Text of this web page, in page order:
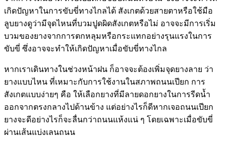
เกิดปัญหาในการขับขี่ทางไกลได้ สังเกตด้วยสายตาหรือใช้มือ
ลูบยางดูว่ามีจุดไหนที่บวมปูดผิดสังเกตหรือไม่ อาจจะมีการเริ่ม
บวมของยางจากการตกหลุมหรือกระแทกอย่างรุนแรงในการ
ขับขี่ ซึ่งอาจจะทำให้เกิดปัญหาเมื่อขับขี่ทางไกล
หากเราเดินทางในช่วงหน้าฝน ก็อาจจะต้องเพิ่มจุดยางลาย ว่า
ยางแบบไหน ที่เหมาะกับการใช้งานในสภาพถนนเปียก การ
สังเกตแบบง่ายๆ คือ ให้เลือกยางที่มีลายดอกยางในการรีดน้ำ
ออกจากตรงกลางไปด้านข้าง แต่อย่างไรก็ดีหากเจอถนนเปียก
ยางจะดีอย่างไรก็จะลื่นกว่าถนนแห้งแน่ ๆ โดยเฉพาะเมื่อขับขี่
ผ่านเส้นแบ่งเลนถนน